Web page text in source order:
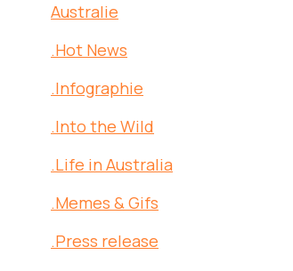
Australie
.Hot News
.Infographie
.Into the Wild
.Life in Australia
.Memes & Gifs
.Press release